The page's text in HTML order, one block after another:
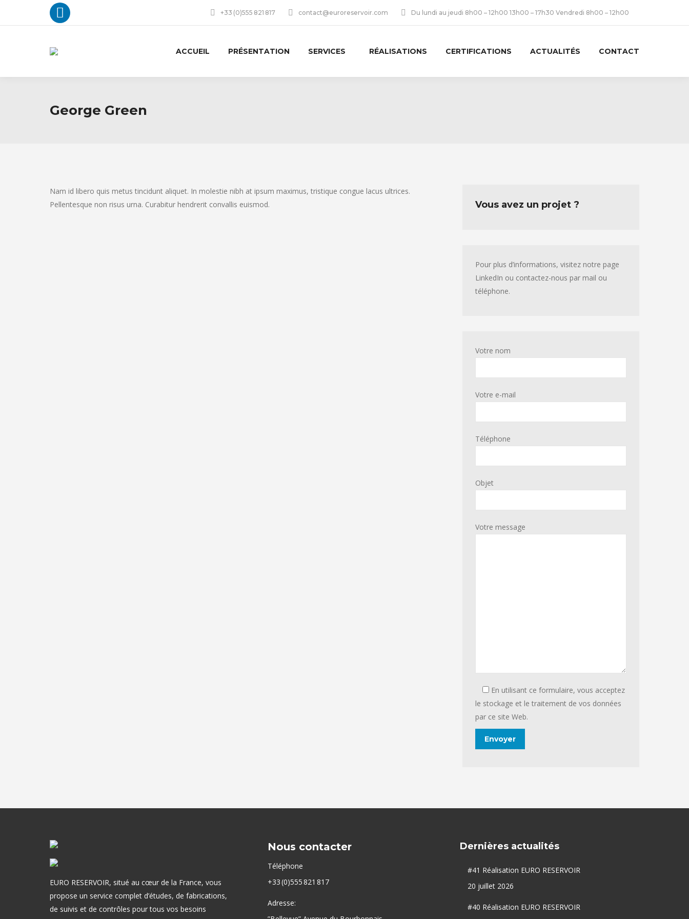
La
+33 (0)555 821 817 contact@euroreservoir.com Du lundi au jeudi 8h00 – 12h00 13h00 – 17h30 Vendredi 8h00 – 12h00
ACCUEIL PRÉSENTATION SERVICES RÉALISATIONS CERTIFICATIONS ACTUALITÉS CONTACT
George Green
Nam id libero quis metus tincidunt aliquet. In molestie nibh at ipsum maximus, tristique congue lacus ultrices.
Pellentesque non risus urna. Curabitur hendrerit convallis euismod.
Vous avez un projet ?
Pour plus d’informations, visitez notre page
LinkedIn ou contactez-nous par mail ou
téléphone.
Votre nom
Votre e-mail
Téléphone
Objet
Votre message
En utilisant ce formulaire, vous acceptez
le stockage et le traitement de vos données
par ce site Web.
EURO RESERVOIR, situé au cœur de la France, vous
propose un service complet d’études, de fabrications,
de suivis et de contrôles pour tous vos besoins
Nous contacter
Téléphone
+33 (0)555 821 817
Adresse:
Dernières actualités
#41 Réalisation EURO RESERVOIR
20 juillet 2026
#40 Réalisation EURO RESERVOIR